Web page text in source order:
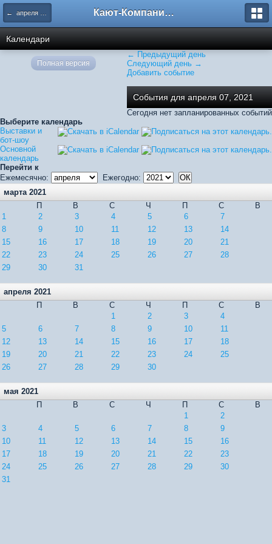
← апреля 2021 Кают-Компания "Катера и Яхты"
Календари
← Предыдущий день
Следующий день →
Добавить событие
События для апреля 07, 2021
Сегодня нет запланированных событий
Выберите календарь
Выставки и
бот-шоу
Основной
календарь
Перейти к
Ежемесячно:
Ежегодно:
марта 2021
П
В С Ч П С
В
1
2 3 4 5 6
7
8
9 10 11 12 13
14
15
16 17 18 19 20
21
22
23 24 25 26 27
28
29
30 31
апреля 2021
П
В С Ч П С
В
1
2 3
4
5
6 7 8 9 10
11
12
13 14 15 16 17
18
19
20 21 22 23 24
25
26
27 28 29 30
мая 2021
П
В С Ч П С
В
1
2
3
4 5 6 7 8
9
10
11 12 13 14 15
16
17
18 19 20 21 22
23
24
25 26 27 28 29
30
31
Полная версия